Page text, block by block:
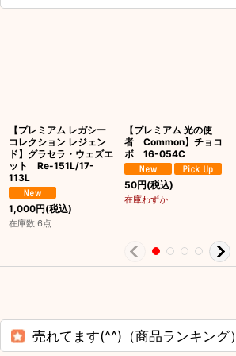
【プレミアム レガシー
コレクション レジェン
ド】グラセラ・ウェズエ
ット Re-151L/17-
113L
1,000円(税込)
在庫数 6点
【プレミアム 光の使
者 Common】チョコ
ボ 16-054C
50円(税込)
在庫わずか
売れてます(^^)（商品ランキング）